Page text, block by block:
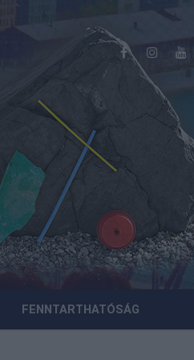
FENNTARTHATÓSÁG